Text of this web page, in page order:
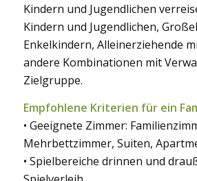
Kindern und Jugendlichen
Kindern und Jugendlichen,
Enkelkindern, Alleinerziehende
andere Kombinationen mit
Zielgruppe.
Empfohlene Kriterien für ein
• Geeignete Zimmer:
Mehrbettzimmer, Suiten,
• Spielbereiche drinnen und